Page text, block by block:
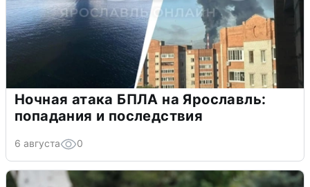
Ночная атака БПЛА на Ярославль:
попадания и последствия
6 августа 0